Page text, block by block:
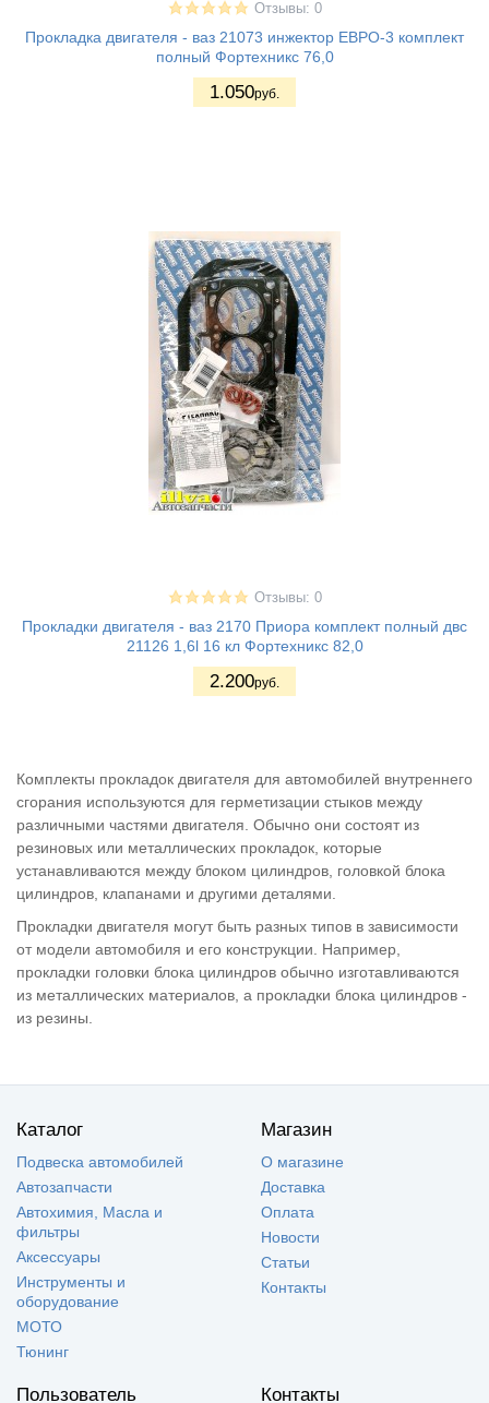
Отзывы: 0
Прокладка двигателя - ваз 21073 инжектор ЕВРО-3 комплект
полный Фортехникс 76,0
1.050руб.
Отзывы: 0
Прокладки двигателя - ваз 2170 Приора комплект полный двс
21126 1,6l 16 кл Фортехникс 82,0
2.200руб.
Комплекты прокладок двигателя для автомобилей внутреннего
сгорания используются для герметизации стыков между
различными частями двигателя. Обычно они состоят из
резиновых или металлических прокладок, которые
устанавливаются между блоком цилиндров, головкой блока
цилиндров, клапанами и другими деталями.
Прокладки двигателя могут быть разных типов в зависимости
от модели автомобиля и его конструкции. Например,
прокладки головки блока цилиндров обычно изготавливаются
из металлических материалов, а прокладки блока цилиндров -
из резины.
Каталог
Подвеска автомобилей
Автозапчасти
Автохимия, Масла и
фильтры
Аксессуары
Инструменты и
оборудование
МОТО
Тюнинг
Магазин
О магазине
Доставка
Оплата
Новости
Статьи
Контакты
Пользователь Контакты